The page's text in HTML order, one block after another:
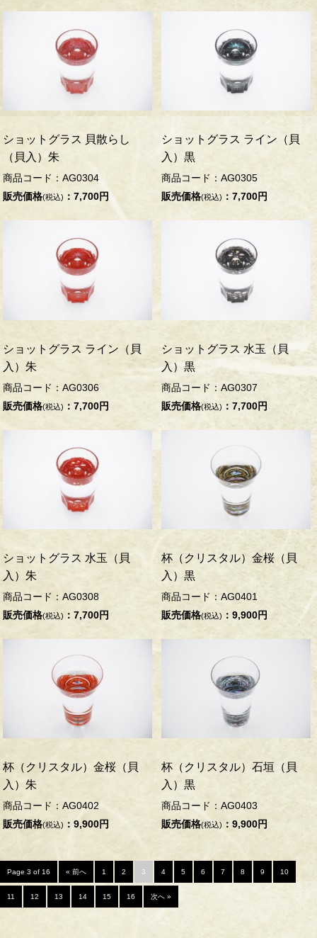
ショットグラス 貝散らし
（貝入）朱
商品コード：AG0304
販売価格(税込) ：7,700円
ショットグラス ライン（貝
入）黒
商品コード：AG0305
販売価格(税込) ：7,700円
ショットグラス ライン（貝
入）朱
商品コード：AG0306
販売価格(税込) ：7,700円
ショットグラス 水玉（貝
入）黒
商品コード：AG0307
販売価格(税込) ：7,700円
ショットグラス 水玉（貝
入）朱
商品コード：AG0308
販売価格(税込) ：7,700円
杯（クリスタル）金桜（貝
入）黒
商品コード：AG0401
販売価格(税込) ：9,900円
杯（クリスタル）金桜（貝
入）朱
商品コード：AG0402
販売価格(税込) ：9,900円
杯（クリスタル）石垣（貝
入）黒
商品コード：AG0403
販売価格(税込) ：9,900円
Page 3 of 16 « 前へ 1 2 3 4 5 6 7 8 9 10
11 12 13 14 15 16 次へ »